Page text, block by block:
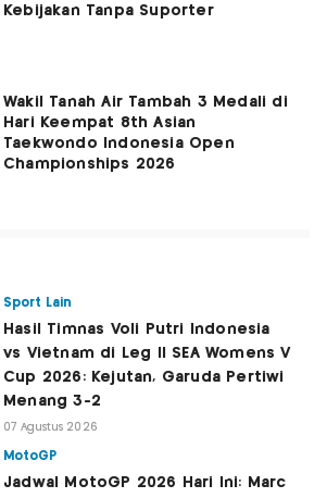
Kebijakan Tanpa Suporter
Wakil Tanah Air Tambah 3 Medali di
Hari Keempat 8th Asian
Taekwondo Indonesia Open
Championships 2026
Sport Lain
Hasil Timnas Voli Putri Indonesia
vs Vietnam di Leg II SEA Womens V
Cup 2026: Kejutan, Garuda Pertiwi
Menang 3-2
07 Agustus 2026
MotoGP
Jadwal MotoGP 2026 Hari Ini: Marc